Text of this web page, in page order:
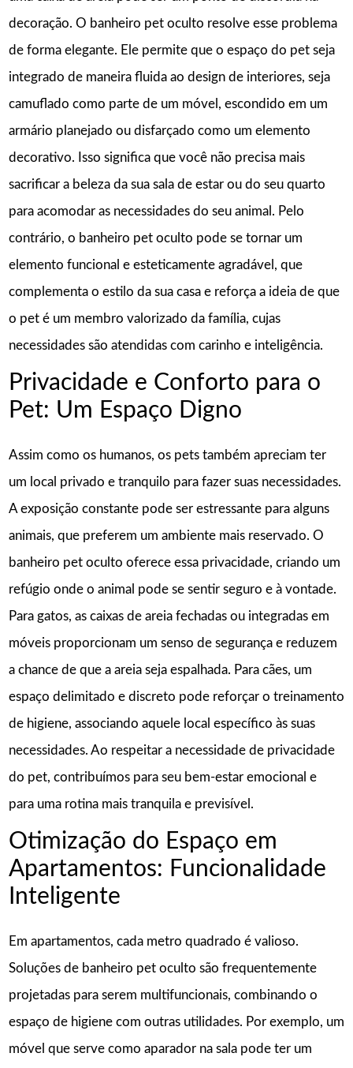
decoração. O banheiro pet oculto resolve esse problema
de forma elegante. Ele permite que o espaço do pet seja
integrado de maneira fluida ao design de interiores, seja
camuflado como parte de um móvel, escondido em um
armário planejado ou disfarçado como um elemento
decorativo. Isso significa que você não precisa mais
sacrificar a beleza da sua sala de estar ou do seu quarto
para acomodar as necessidades do seu animal. Pelo
contrário, o banheiro pet oculto pode se tornar um
elemento funcional e esteticamente agradável, que
complementa o estilo da sua casa e reforça a ideia de que
o pet é um membro valorizado da família, cujas
necessidades são atendidas com carinho e inteligência.
Privacidade e Conforto para o
Pet: Um Espaço Digno
Assim como os humanos, os pets também apreciam ter
um local privado e tranquilo para fazer suas necessidades.
A exposição constante pode ser estressante para alguns
animais, que preferem um ambiente mais reservado. O
banheiro pet oculto oferece essa privacidade, criando um
refúgio onde o animal pode se sentir seguro e à vontade.
Para gatos, as caixas de areia fechadas ou integradas em
móveis proporcionam um senso de segurança e reduzem
a chance de que a areia seja espalhada. Para cães, um
espaço delimitado e discreto pode reforçar o treinamento
de higiene, associando aquele local específico às suas
necessidades. Ao respeitar a necessidade de privacidade
do pet, contribuímos para seu bem-estar emocional e
para uma rotina mais tranquila e previsível.
Otimização do Espaço em
Apartamentos: Funcionalidade
Inteligente
Em apartamentos, cada metro quadrado é valioso.
Soluções de banheiro pet oculto são frequentemente
projetadas para serem multifuncionais, combinando o
espaço de higiene com outras utilidades. Por exemplo, um
móvel que serve como aparador na sala pode ter um